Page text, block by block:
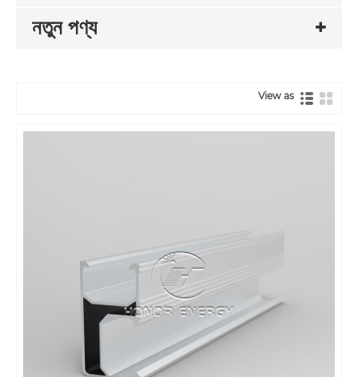
নতুন পণ্য
View as